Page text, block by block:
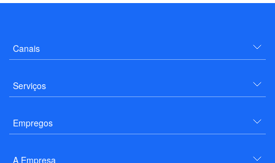
Canais
Serviços
Empregos
A Empresa